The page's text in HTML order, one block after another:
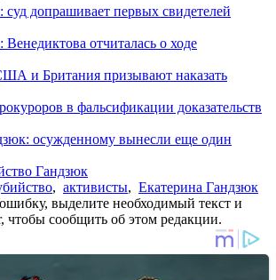
допрашивает первых свидетелей
отчиталась о ходе
и Британия призывают наказать
в фальсификации доказательств
осужденному вынесли еще один
Гандзюк
, активисты, Екатерина Гандзюк
выделите необходимый текст и
чтобы сообщить об этом редакции.